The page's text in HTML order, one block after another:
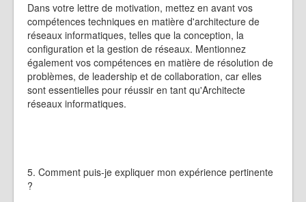
Dans votre lettre de motivation, mettez en avant vos
compétences techniques en matière d'architecture de
réseaux informatiques, telles que la conception, la
configuration et la gestion de réseaux. Mentionnez
également vos compétences en matière de résolution de
problèmes, de leadership et de collaboration, car elles
sont essentielles pour réussir en tant qu'Architecte
réseaux informatiques.
5. Comment puis-je expliquer mon expérience pertinente
?